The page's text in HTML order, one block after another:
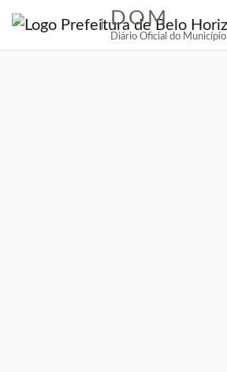
| DOM
Diário Oficial do Município